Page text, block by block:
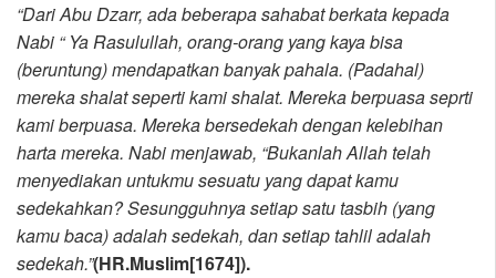
“Dari Abu Dzarr, ada beberapa sahabat berkata kepada
Nabi “ Ya Rasulullah, orang-orang yang kaya bisa
(beruntung) mendapatkan banyak pahala. (Padahal)
mereka shalat seperti kami shalat. Mereka berpuasa seprti
kami berpuasa. Mereka bersedekah dengan kelebihan
harta mereka. Nabi menjawab, “Bukanlah Allah telah
menyediakan untukmu sesuatu yang dapat kamu
sedekahkan? Sesungguhnya setiap satu tasbih (yang
kamu baca) adalah sedekah, dan setiap tahlil adalah
sedekah.”(HR.Muslim[1674]).